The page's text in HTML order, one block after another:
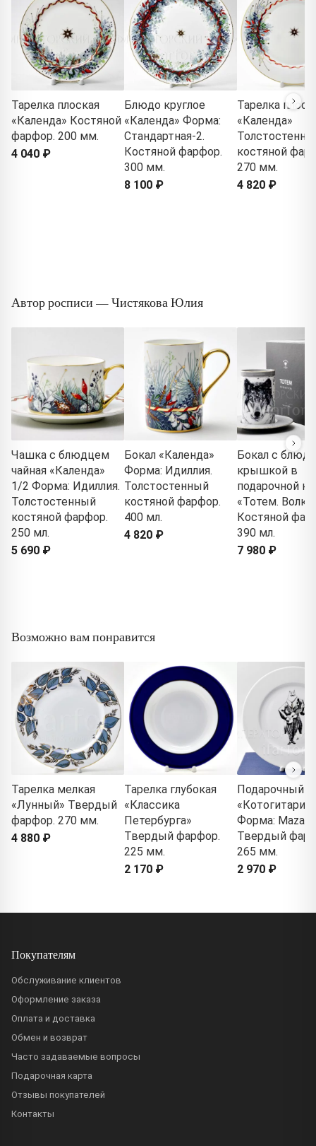
Тарелка плоская
«Календа» Костяной
фарфор. 200 мм.
4 040 ₽
Блюдо круглое
«Календа» Форма:
Стандартная-2.
Костяной фарфор.
300 мм.
8 100 ₽
Тарелка
«Календа»
костяной
270 мм.
4 820 ₽
Автор росписи — Чистякова Юлия
Чашка с блюдцем
чайная «Календа»
1/2 Форма: Идиллия.
Толстостенный
костяной фарфор.
250 мл.
5 690 ₽
Бокал «Календа»
Форма: Идиллия.
Толстостенный
костяной фарфор.
400 мл.
4 820 ₽
Бокал с
крышкой в
подарочной
«Тотем. Волк»
Костяной
390 мл.
7 980 ₽
Возможно вам понравится
Тарелка мелкая
«Лунный» Твердый
фарфор. 270 мм.
4 880 ₽
Тарелка глубокая
«Классика
Петербурга»
Твердый фарфор.
225 мм.
2 170 ₽
Подарочный
Форма:
Твердый
265 мм.
2 970 ₽
Покупателям
Обслуживание клиентов
Оформление заказа
Оплата и доставка
Обмен и возврат
Часто задаваемые вопросы
Подарочная карта
Отзывы покупателей
Контакты